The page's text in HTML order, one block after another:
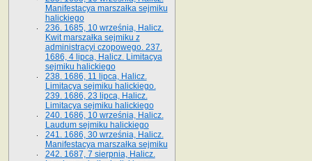
Manifestacya marszałka sejmiku
halickiego
236. 1685, 10 września, Halicz.
Kwit marszałka sejmiku z
administracyi czopowego. 237.
1686, 4 lipca, Halicz. Limitacya
sejmiku halickiego
238. 1686, 11 lipca, Halicz.
Limitacya sejmiku halickiego.
239. 1686, 23 lipca, Halicz.
Limitacya sejmiku halickiego
240. 1686, 10 września, Halicz.
Laudum sejmiku halickiego
241. 1686, 30 września, Halicz.
Manifestacya marszałka sejmiku
242. 1687, 7 sierpnia, Halicz.